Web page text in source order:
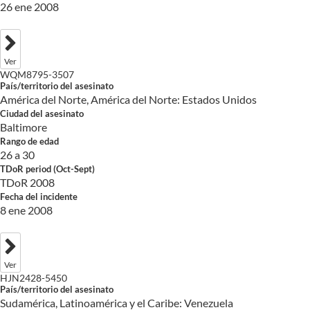
26 ene 2008
Ver
WQM8795-3507
País/territorio del asesinato
América del Norte, América del Norte: Estados Unidos
Ciudad del asesinato
Baltimore
Rango de edad
26 a 30
TDoR period (Oct-Sept)
TDoR 2008
Fecha del incidente
8 ene 2008
Ver
HJN2428-5450
País/territorio del asesinato
Sudamérica, Latinoamérica y el Caribe: Venezuela